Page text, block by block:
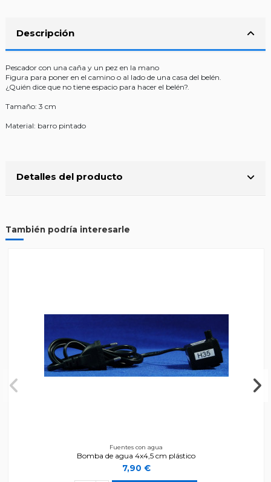
Descripción
Pescador con una caña y un pez en la mano
Figura para poner en el camino o al lado de una casa del belén.
¿Quién dice que no tiene espacio para hacer el belén?.
Tamaño: 3 cm
Material: barro pintado
Detalles del producto
También podría interesarle
Fuentes con agua
Bomba de agua 4x4,5 cm plástico
7,90 €